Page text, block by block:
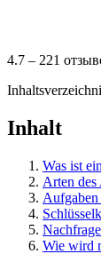
4.7 – 221
Inhalt
Was ist
Arten
Wie wird